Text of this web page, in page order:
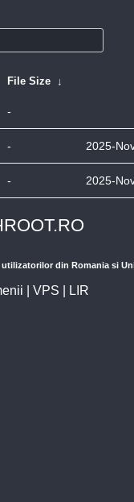
File Size ↓
-
- 2025-
- 2025-
din Romania si
VPS LIR